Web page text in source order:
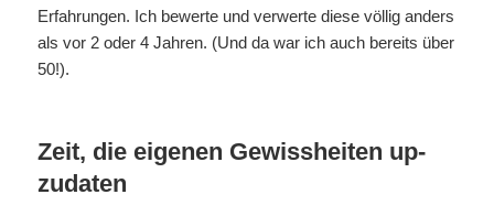
Erfahrungen. Ich bewerte und verwerte diese völlig anders
als vor 2 oder 4 Jahren. (Und da war ich auch bereits über
50!).
Zeit, die eigenen Gewissheiten up-
zudaten